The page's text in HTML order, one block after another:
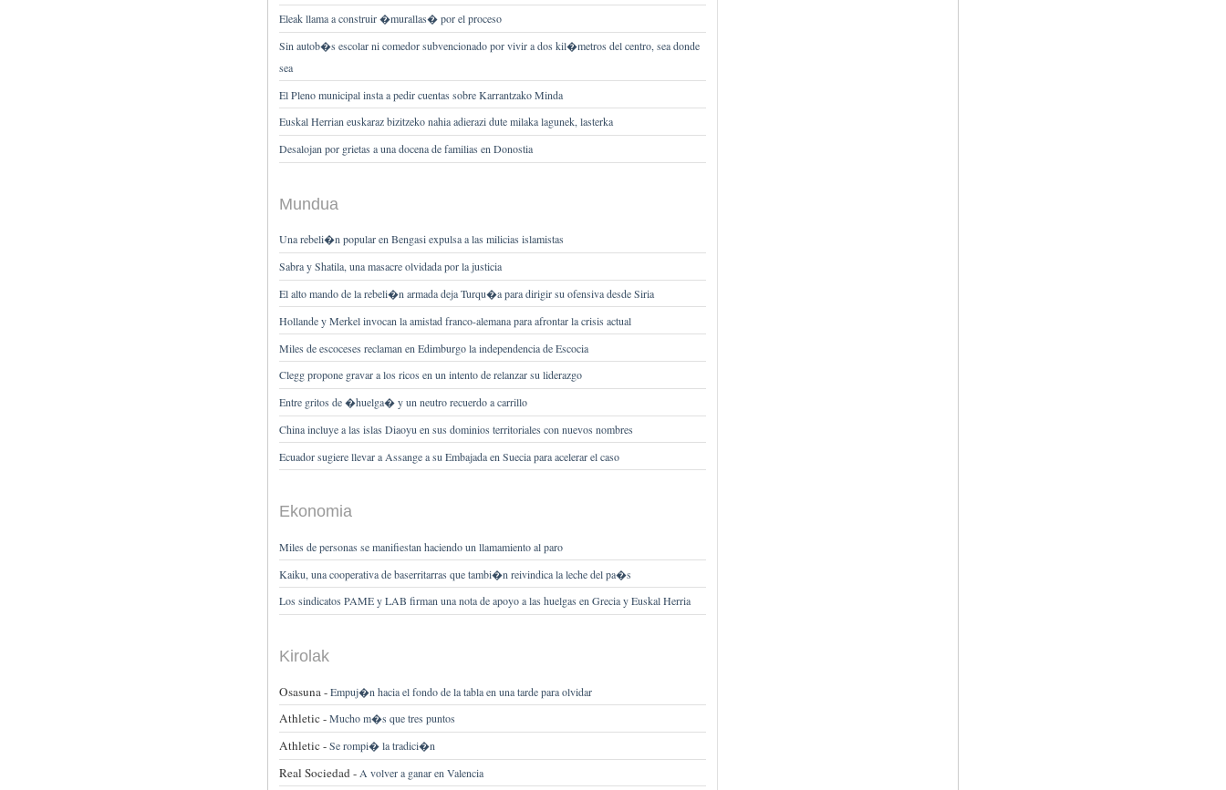
Eleak llama a construir �murallas� por el proceso
Sin autob�s escolar ni comedor subvencionado por vivir a dos kil�metros del centro, sea donde
sea
El Pleno municipal insta a pedir cuentas sobre Karrantzako Minda
Euskal Herrian euskaraz bizitzeko nahia adierazi dute milaka lagunek, lasterka
Desalojan por grietas a una docena de familias en Donostia
Mundua
Una rebeli�n popular en Bengasi expulsa a las milicias islamistas
Sabra y Shatila, una masacre olvidada por la justicia
El alto mando de la rebeli�n armada deja Turqu�a para dirigir su ofensiva desde Siria
Hollande y Merkel invocan la amistad franco-alemana para afrontar la crisis actual
Miles de escoceses reclaman en Edimburgo la independencia de Escocia
Clegg propone gravar a los ricos en un intento de relanzar su liderazgo
Entre gritos de �huelga� y un neutro recuerdo a carrillo
China incluye a las islas Diaoyu en sus dominios territoriales con nuevos nombres
Ecuador sugiere llevar a Assange a su Embajada en Suecia para acelerar el caso
Ekonomia
Miles de personas se manifiestan haciendo un llamamiento al paro
Kaiku, una cooperativa de baserritarras que tambi�n reivindica la leche del pa�s
Los sindicatos PAME y LAB firman una nota de apoyo a las huelgas en Grecia y Euskal Herria
Kirolak
Osasuna -Empuj�n hacia el fondo de la tabla en una tarde para olvidar
Athletic -Mucho m�s que tres puntos
Athletic -Se rompi� la tradici�n
Real Sociedad - A volver a ganar en Valencia